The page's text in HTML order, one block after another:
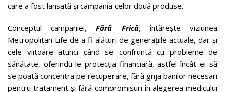
care a fost lansată și campania celor două produse.
Conceptul campaniei,Fără Frică, întărește viziunea
Metropolitan Life de a fi alături de generațiile actuale, dar și
cele viitoare atunci când se confruntă cu probleme de
sănătate, oferindu-le protecția financiară, astfel încât ei să
se poată concentra pe recuperare, fără grija banilor necesari
pentru tratament și fără compromisuri în alegerea medicului